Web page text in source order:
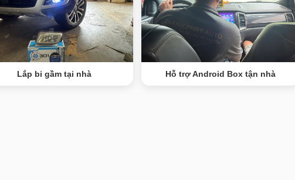
Lắp bi gầm tại nhà Hỗ trợ Android Box tận nhà